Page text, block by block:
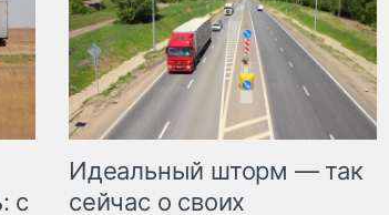
с
Идеальный шторм — так
сейчас о своих